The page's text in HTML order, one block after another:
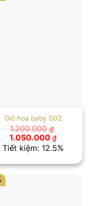
Giỏ hoa baby 002
1.200.000₫
Giá
gốc
là:
1.050.000 ₫Giá
hiện
tại
Tiết kiệm: 12.5%